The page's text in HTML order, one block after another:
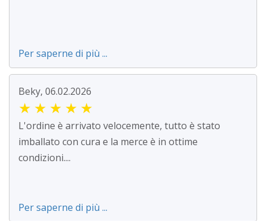
Per saperne di più ...
Beky, 06.02.2026
★ ★ ★ ★ ★
L'ordine è arrivato velocemente, tutto è stato
imballato con cura e la merce è in ottime
condizioni....
Per saperne di più ...